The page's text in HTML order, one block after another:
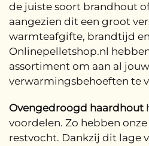
de juiste soort brandhout
aangezien dit een groot
warmteafgifte, brandtijd
Onlinepelletshop.nl
assortiment om aan al jouw
verwarmingsbehoeften te
Ovengedroogd haardhout
voordelen. Zo hebben
restvocht. Dankzij dit lage